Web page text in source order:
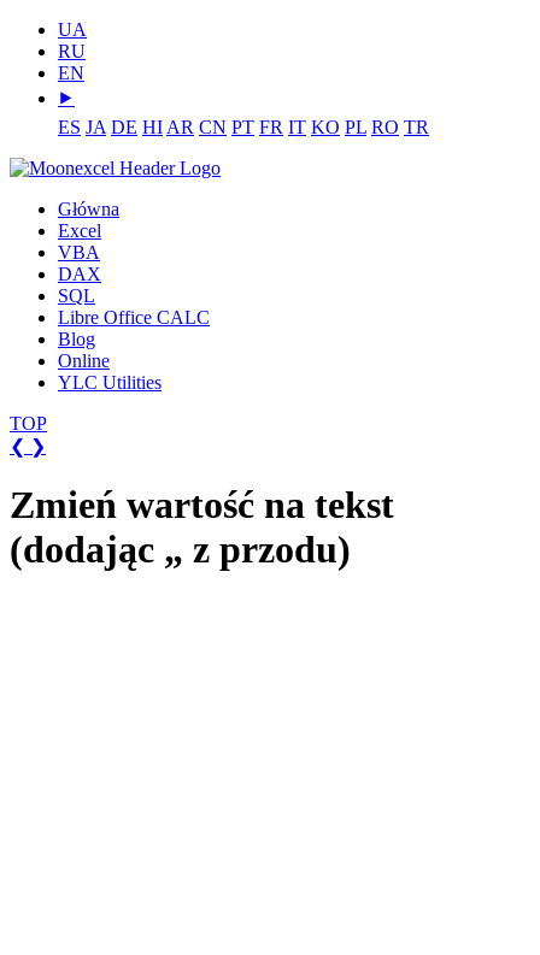
UA
RU
EN
⯈
ES JA DE HI AR CN PT FR IT KO PL RO TR
Główna
Excel
VBA
DAX
SQL
Libre Office CALC
Blog
Online
YLC Utilities
TOP
❮ ❯
Zmień wartość na tekst
(dodając „ z przodu)